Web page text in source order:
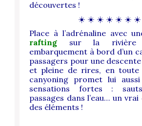
découvertes !
☀️ ☀️ ☀️ ☀️ ☀️ ☀️ ☀️
Place à l’adrénaline avec
rafting sur la rivière
embarquement à bord d’un
passagers pour une
et pleine de rires, en toute
canyoning promet lui
sensations fortes :
passages dans l’eau… un
des éléments !